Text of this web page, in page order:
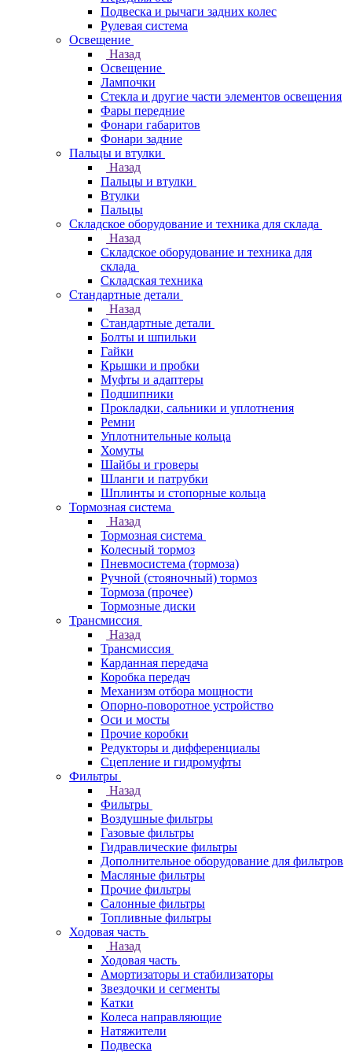
Подвеска и рычаги задних колес
Рулевая система
Освещение
Назад
Освещение
Лампочки
Стекла и другие части элементов освещения
Фары передние
Фонари габаритов
Фонари задние
Пальцы и втулки
Назад
Пальцы и втулки
Втулки
Пальцы
Складское оборудование и техника для склада
Назад
Складское оборудование и техника для
склада
Складская техника
Стандартные детали
Назад
Стандартные детали
Болты и шпильки
Гайки
Крышки и пробки
Муфты и адаптеры
Подшипники
Прокладки, сальники и уплотнения
Ремни
Уплотнительные кольца
Хомуты
Шайбы и гроверы
Шланги и патрубки
Шплинты и стопорные кольца
Тормозная система
Назад
Тормозная система
Колесный тормоз
Пневмосиcтема (тормоза)
Ручной (стояночный) тормоз
Тормоза (прочее)
Тормозные диски
Трансмиссия
Назад
Трансмиссия
Карданная передача
Коробка передач
Механизм отбора мощности
Опорно-поворотное устройство
Оси и мосты
Прочие коробки
Редукторы и дифференциалы
Сцепление и гидромуфты
Фильтры
Назад
Фильтры
Воздушные фильтры
Газовые фильтры
Гидравлические фильтры
Дополнительное оборудование для фильтров
Масляные фильтры
Прочие фильтры
Салонные фильтры
Топливные фильтры
Ходовая часть
Назад
Ходовая часть
Амортизаторы и стабилизаторы
Звездочки и сегменты
Катки
Колеса направляющие
Натяжители
Подвеска